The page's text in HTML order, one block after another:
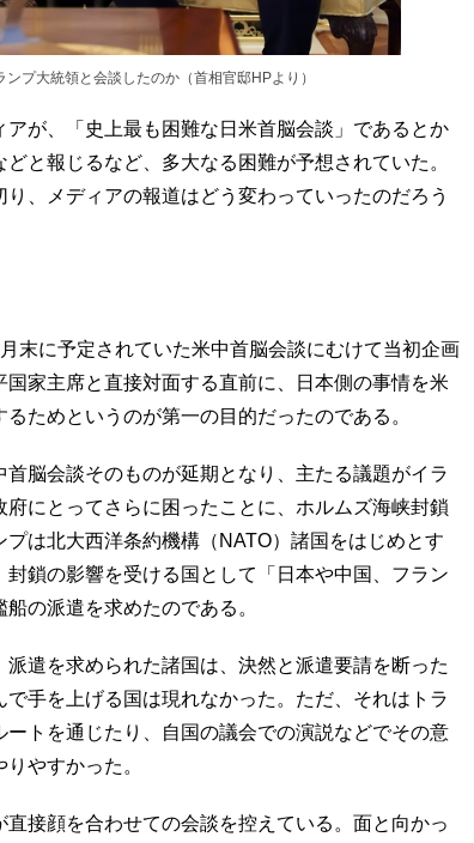
プ大統領と会談したのか（首相官邸HPより）
が、「史上最も困難な日米首脳会談」であるとか
と報じるなど、多大なる困難が予想されていた。
、メディアの報道はどう変わっていったのだろう
末に予定されていた米中首脳会談にむけて当初企画
家主席と直接対面する直前に、日本側の事情を米
ためというのが第一の目的だったのである。
脳会談そのものが延期となり、主たる議題がイラ
にとってさらに困ったことに、ホルムズ海峡封鎖
は北大西洋条約機構（NATO）諸国をはじめとす
鎖の影響を受ける国として「日本や中国、フラン
の派遣を求めたのである。
遣を求められた諸国は、決然と派遣要請を断った
手を上げる国は現れなかった。ただ、それはトラ
トを通じたり、自国の議会での演説などでその意
やすかった。
接顔を合わせての会談を控えている。面と向かっ